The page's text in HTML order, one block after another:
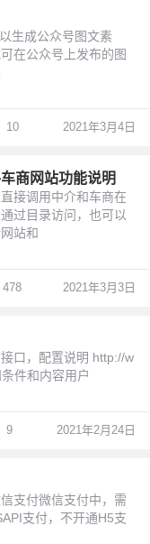
生成公众号图文素
在公众号上发布的图
10 2021年3月4日
商网站功能说明
接调用中介和车商在
过目录访问，也可以
站和
478 2021年3月3日
口，配置说明 http://w
件和内容用户
9 2021年2月24日
支付微信支付中，需
支付，不开通H5支